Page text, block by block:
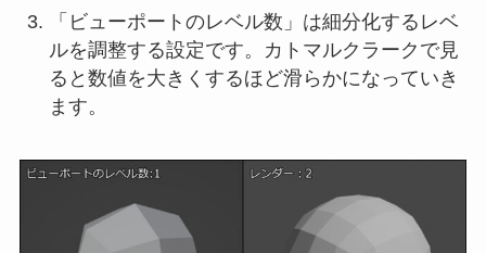
「ビューポートのレベル数」は細分化するレベ
ルを調整する設定です。カトマルクラークで見
ると数値を大きくするほど滑らかになっていき
ます。